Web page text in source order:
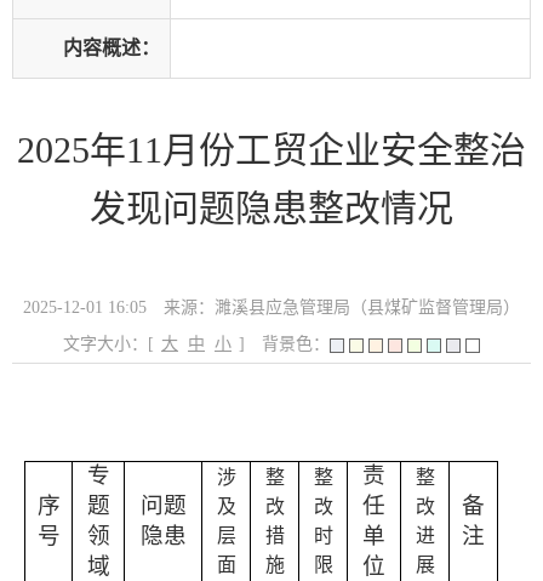
内容概述：
2025年11月份工贸企业安全整治
发现问题隐患整改情况
2025-12-01 16:05
来源：濉溪县应急管理局（县煤矿监督管理局）
文字大小：[ 大 中 小 ] 背景色：
序
号
专
题
领
域
问题
隐患
涉
及
层
面
整
改
措
施
整
改
时
限
责
任
单
位
整
改
进
展
备
注